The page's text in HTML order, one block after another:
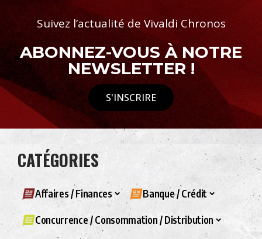
Suivez l’actualité de Vivaldi Chronos
ABONNEZ-VOUS À NOTRE
NEWSLETTER !
S'INSCRIRE
CATÉGORIES
Affaires / Finances Banque / Crédit
Concurrence / Consommation / Distribution